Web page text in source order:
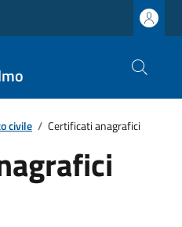
civile / Certificati anagrafici